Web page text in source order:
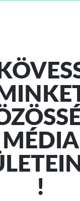
MÉDIA
!